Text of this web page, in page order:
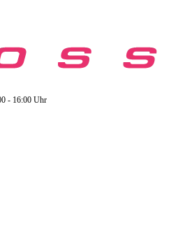
- 16:00 Uhr